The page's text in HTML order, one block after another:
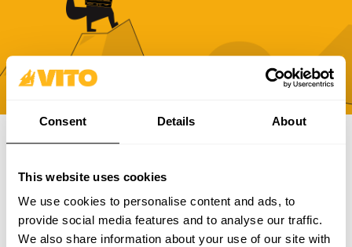
Consent Details About
This website uses cookies
We use cookies to personalise content and ads, to
provide social media features and to analyse our traffic.
We also share information about your use of our site with
novidades, promoções e campanhas da VITO.
SUBSCREVER